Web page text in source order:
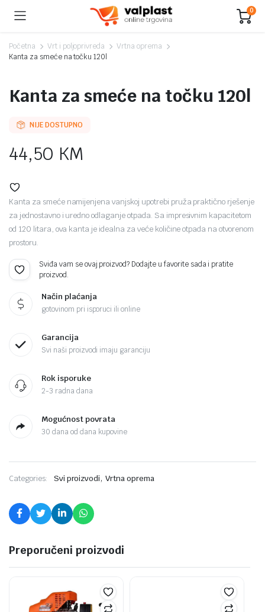
0
Početna Vrt i poljoprivreda
Vrtna oprema
Kanta za smeće na točku 120l
Kanta za smeće na točku 120l
NIJE DOSTUPNO
44,50 KM
Kanta za smeće namijenjena vanjskoj upotrebi pruža praktično rješenje
za jednostavno i uredno odlaganje otpada. Sa impresivnim kapacitetom
od 120 litara, ova kanta je idealna za veće količine otpada na otvorenom
prostoru.
Sviđa vam se ovaj proizvod? Dodajte u favorite sada i pratite
proizvod.
Način plaćanja
gotovinom pri isporuci ili online
Garancija
Svi naši proizvodi imaju garanciju
Rok isporuke
2-3 radna dana
Mogućnost povrata
30 dana od dana kupovine
Categories: Svi proizvodi,Vrtna oprema
Preporučeni proizvodi